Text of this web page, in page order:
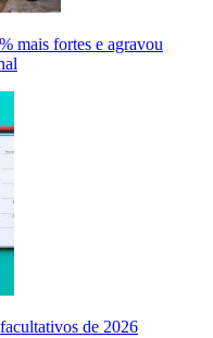
mais fortes e agravou
de 2026